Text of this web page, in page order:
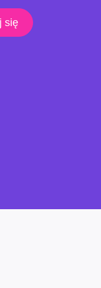
się